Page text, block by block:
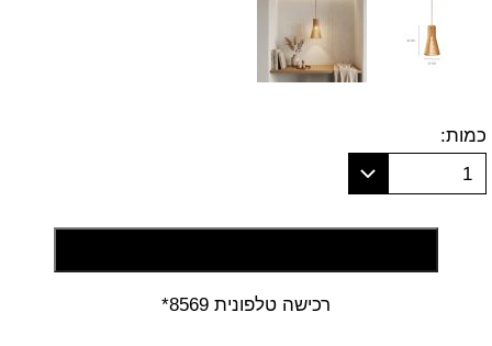
כמות:
1
רכישה טלפונית 8569*